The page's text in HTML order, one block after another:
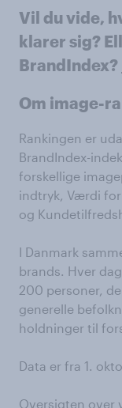
Vil du vide,
klarer sig?
BrandIndex?
Om image-
Rankingen er
BrandIndex-
forskellige
indtryk, Værdi
og
I Danmark
brands. Hver
200 personer,
generelle
holdninger til
Data er fra 1.
Oversigten over